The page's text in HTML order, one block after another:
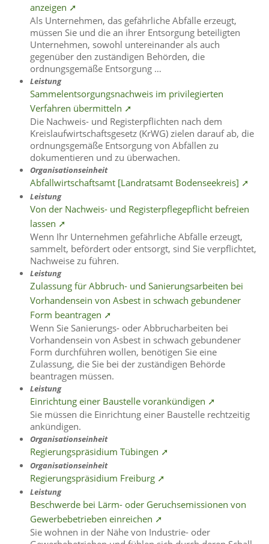
anzeigen ➚
Als Unternehmen, das gefährliche Abfälle erzeugt,
müssen Sie und die an ihrer Entsorgung beteiligten
Unternehmen, sowohl untereinander als auch
gegenüber den zuständigen Behörden, die
ordnungsgemäße Entsorgung …
Leistung
Sammelentsorgungsnachweis im privilegierten
Verfahren übermitteln ➚
Die Nachweis- und Registerpflichten nach dem
Kreislaufwirtschaftsgesetz (KrWG) zielen darauf ab, die
ordnungsgemäße Entsorgung von Abfällen zu
dokumentieren und zu überwachen.
Organisationseinheit
Abfallwirtschaftsamt [Landratsamt Bodenseekreis] ➚
Leistung
Von der Nachweis- und Registerpflegepflicht befreien
lassen ➚
Wenn Ihr Unternehmen gefährliche Abfälle erzeugt,
sammelt, befördert oder entsorgt, sind Sie verpflichtet,
Nachweise zu führen.
Leistung
Zulassung für Abbruch- und Sanierungsarbeiten bei
Vorhandensein von Asbest in schwach gebundener
Form beantragen ➚
Wenn Sie Sanierungs- oder Abbrucharbeiten bei
Vorhandensein von Asbest in schwach gebundener
Form durchführen wollen, benötigen Sie eine
Zulassung, die Sie bei der zuständigen Behörde
beantragen müssen.
Leistung
Einrichtung einer Baustelle vorankündigen ➚
Sie müssen die Einrichtung einer Baustelle rechtzeitig
ankündigen.
Organisationseinheit
Regierungspräsidium Tübingen ➚
Organisationseinheit
Regierungspräsidium Freiburg ➚
Leistung
Beschwerde bei Lärm- oder Geruchsemissionen von
Gewerbebetrieben einreichen ➚
Sie wohnen in der Nähe von Industrie- oder